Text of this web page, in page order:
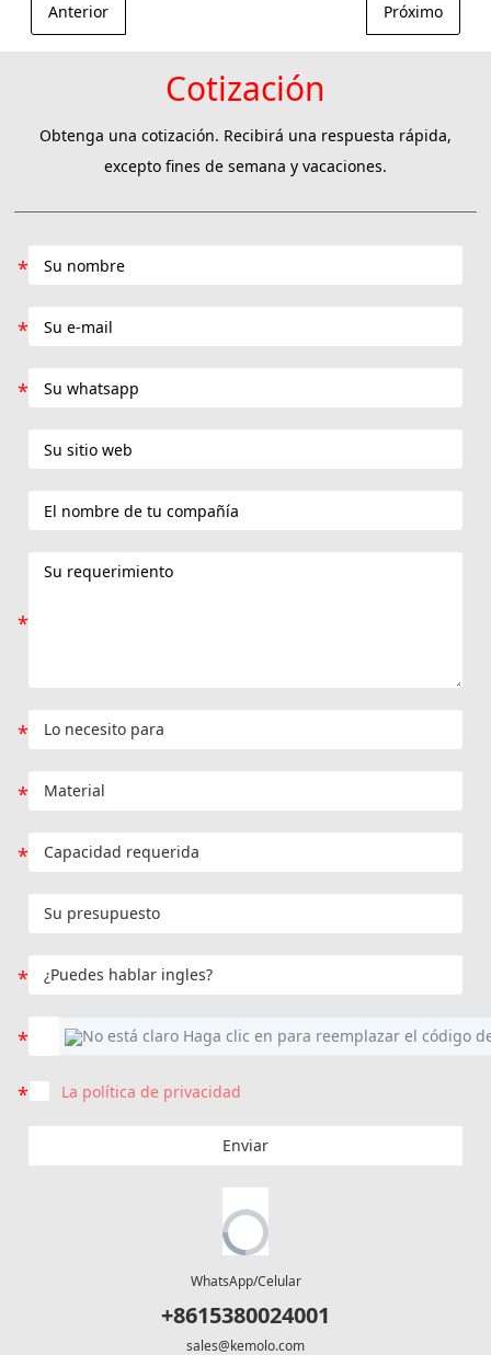
Anterior Próximo
Cotización
Obtenga una cotización. Recibirá una respuesta rápida,
excepto fines de semana y vacaciones.
La política de privacidad
Enviar
WhatsApp/Celular
+8615380024001
sales@kemolo.com